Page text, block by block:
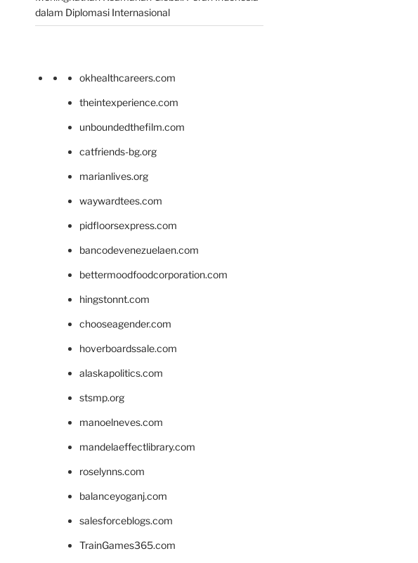
dalam Diplomasi Internasional
okhealthcareers.com
theintexperience.com
unboundedthefilm.com
catfriends-bg.org
marianlives.org
waywardtees.com
pidfloorsexpress.com
bancodevenezuelaen.com
bettermoodfoodcorporation.com
hingstonnt.com
chooseagender.com
hoverboardssale.com
alaskapolitics.com
stsmp.org
manoelneves.com
mandelaeffectlibrary.com
roselynns.com
balanceyoganj.com
salesforceblogs.com
TrainGames365.com